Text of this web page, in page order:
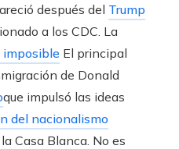
después del Trump
a los CDC. La
imposible El principal
de Donald
que impulsó las ideas
del nacionalismo
Casa Blanca. No es